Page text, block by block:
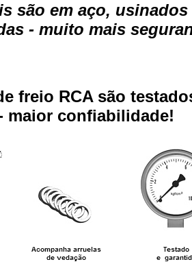
são em aço, usinados
- muito mais
freio RCA são
maior confiabilidade!